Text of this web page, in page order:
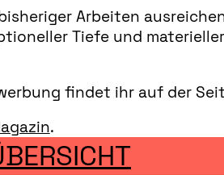
Arbeiten
Tiefe und
findet ihr auf der
.